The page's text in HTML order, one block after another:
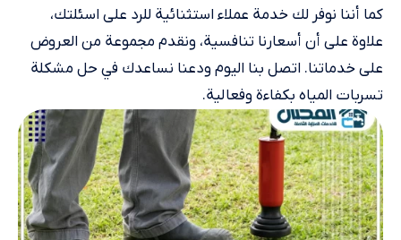
كما أننا نوفر لك خدمة عملاء استثنائية للرد على اسئلتك،
علاوة على أن أسعارنا تنافسية، ونقدم مجموعة من العروض
على خدماتنا. اتصل بنا اليوم ودعنا نساعدك في حل مشكلة
تسربات المياه بكفاءة وفعالية.